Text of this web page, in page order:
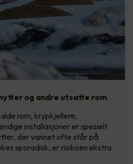
og andre utsatte rom
rom, krypkjellere,
installasjoner er spesielt
der vannet ofte står på
sporadisk, er risikoen ekstra